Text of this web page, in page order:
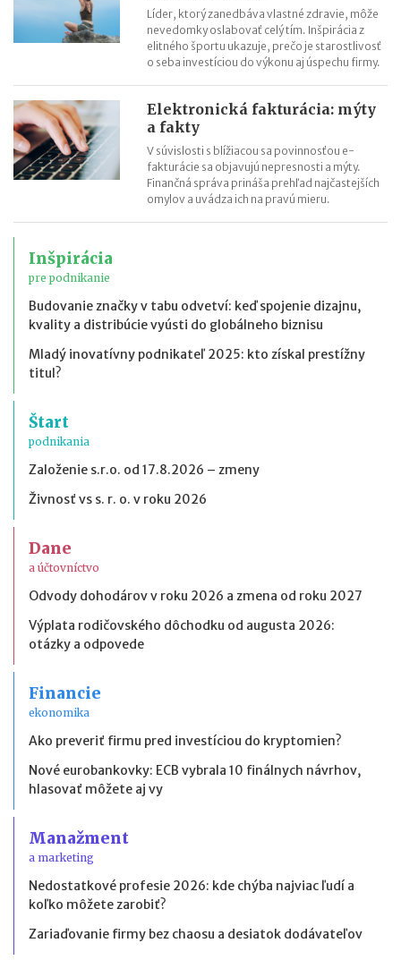
Líder, ktorý zanedbáva vlastné zdravie, môže
nevedomky oslabovať celý tím. Inšpirácia z
elitného športu ukazuje, prečo je starostlivosť
o seba investíciou do výkonu aj úspechu firmy.
Elektronická fakturácia: mýty
a fakty
V súvislosti s blížiacou sa povinnosťou e-
fakturácie sa objavujú nepresnosti a mýty.
Finančná správa prináša prehľad najčastejších
omylov a uvádza ich na pravú mieru.
Inšpirácia
pre podnikanie
Budovanie značky v tabu odvetví: keď spojenie dizajnu,
kvality a distribúcie vyústi do globálneho biznisu
Mladý inovatívny podnikateľ 2025: kto získal prestížny
titul?
Štart
podnikania
Založenie s.r.o. od 17.8.2026 – zmeny
Živnosť vs s. r. o. v roku 2026
Dane
a účtovníctvo
Odvody dohodárov v roku 2026 a zmena od roku 2027
Výplata rodičovského dôchodku od augusta 2026:
otázky a odpovede
Financie
ekonomika
Ako preveriť firmu pred investíciou do kryptomien?
Nové eurobankovky: ECB vybrala 10 finálnych návrhov,
hlasovať môžete aj vy
Manažment
a marketing
Nedostatkové profesie 2026: kde chýba najviac ľudí a
koľko môžete zarobiť?
Zariaďovanie firmy bez chaosu a desiatok dodávateľov